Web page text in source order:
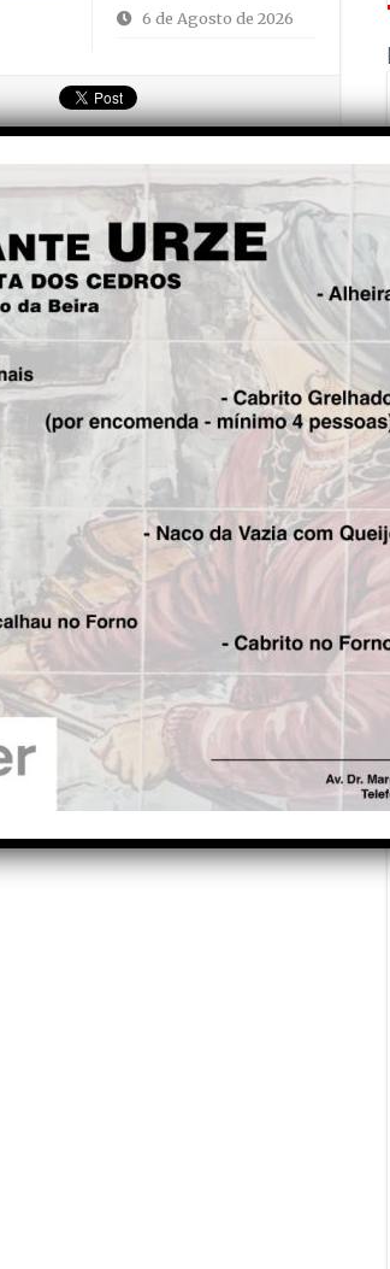
6 de Agosto de 2026
Seg.
Signatários das Caldas de S.
Paulo acusam promotor
turístico de estar a “assustar”
populares